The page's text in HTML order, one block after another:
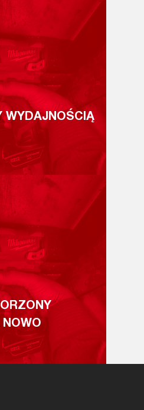
WYDAJNOŚCIĄ
NOWO